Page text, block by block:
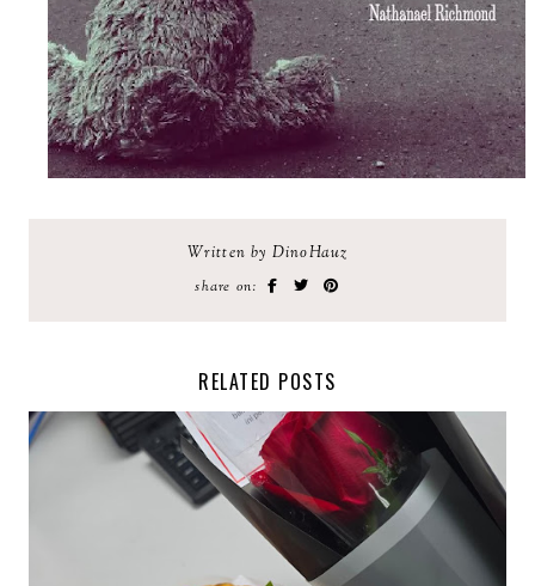
Written by DinoHauz
share on:
RELATED POSTS